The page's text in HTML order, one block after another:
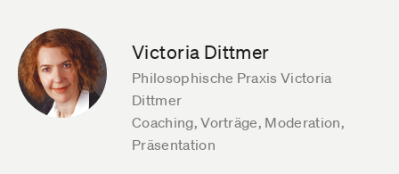
Victoria Dittmer
Philosophische Praxis Victoria
Dittmer
Coaching, Vorträge, Moderation,
Präsentation